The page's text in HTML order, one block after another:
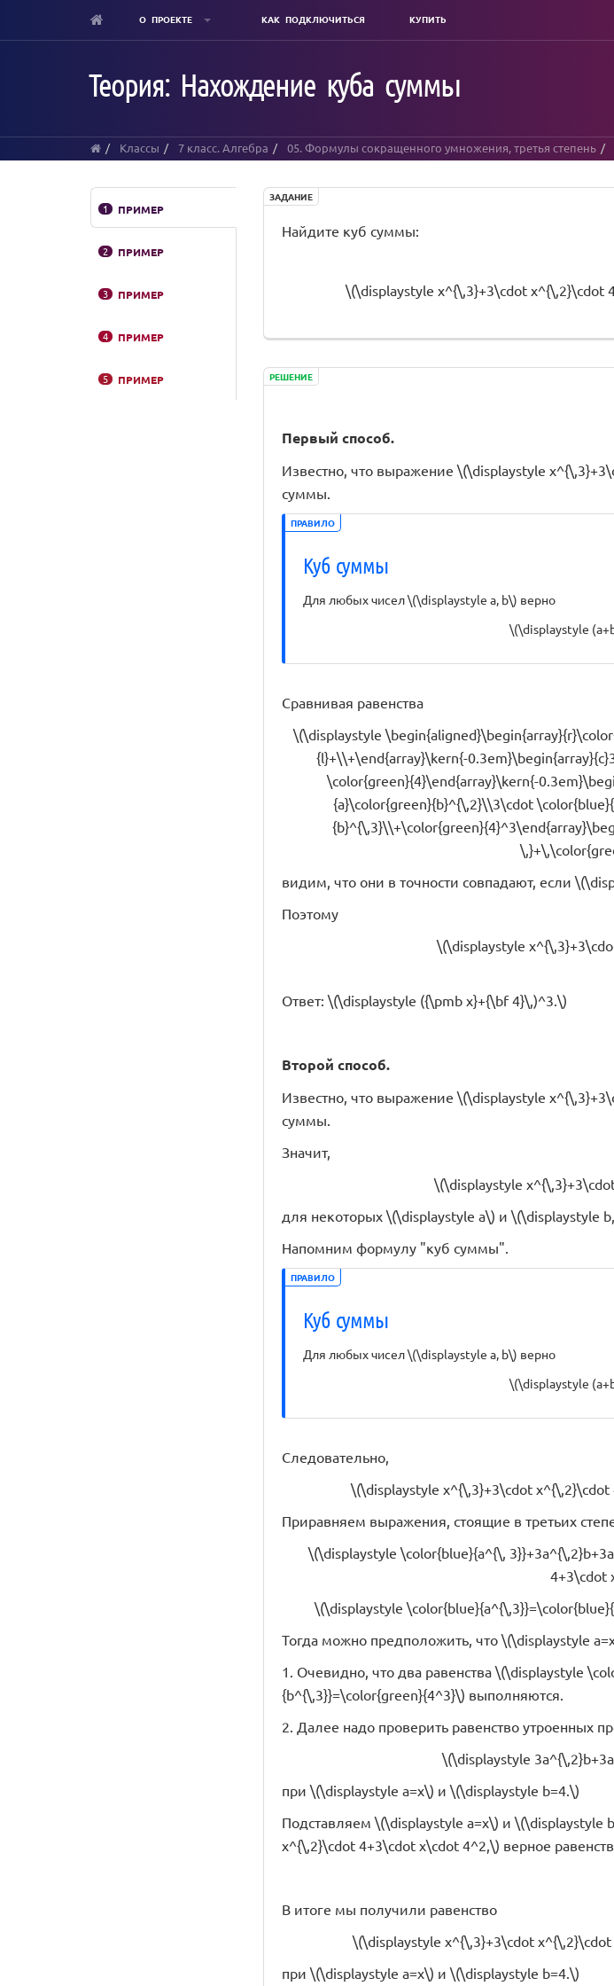
О ПРОЕКТЕ КАК ПОДКЛЮЧИТЬСЯ КУПИТЬ
Теория: Нахождение куба суммы
Классы 7 класс. Алгебра 05. Формулы сокращенного умножения, третья степень
1 ПРИМЕР
2 ПРИМЕР
3 ПРИМЕР
4 ПРИМЕР
5 ПРИМЕР
ЗАДАНИЕ
Найдите куб суммы:
\(\displaystyle x^{\,3}+3\cdot x^{\,2}\cdot
РЕШЕНИЕ
Первый способ.
Известно, что выражение \(\displaystyle
суммы.
ПРАВИЛО
Куб суммы
Для любых чисел \(\displaystyle a, b\) верно
\(\displaystyle
Сравнивая равенства
\(\displaystyle
{l}+\\+\end{array}\kern{-
\color{green}{4}\end{array}\kern{-
{a}\color{green}{b}^{\,2}\\3\cdot
видим, что они в точности совпадают, если
Поэтому
\(\displaystyle
Ответ: \(\displaystyle ({\pmb x}+{\bf 4}\,)^3.\)
Второй способ.
Известно, что выражение \(\displaystyle
суммы.
Значит,
\(\displaystyle
для некоторых \(\displaystyle a\) и \(\displaystyle
Напомним формулу "куб суммы".
ПРАВИЛО
Куб суммы
Для любых чисел \(\displaystyle a, b\) верно
\(\displaystyle
Следовательно,
\(\displaystyle x^{\,3}+3\cdot
Приравняем выражения, стоящие в третьих
\(\displaystyle \color{blue}{a^{\,
4+3\cdot
\(\displaystyle
Тогда можно предположить, что \(\displaystyle
1. Очевидно, что два равенства \(\displaystyle
{b^{\,3}}=\color{green}{4^3}\) выполняются.
2. Далее надо проверить равенство утроенных
\(\displaystyle
при \(\displaystyle a=x\) и \(\displaystyle b=4.\)
Подставляем \(\displaystyle a=x\) и
x^{\,2}\cdot 4+3\cdot x\cdot 4^2,\) верное
В итоге мы получили равенство
\(\displaystyle x^{\,3}+3\cdot
при \(\displaystyle a=x\) и \(\displaystyle b=4.\)